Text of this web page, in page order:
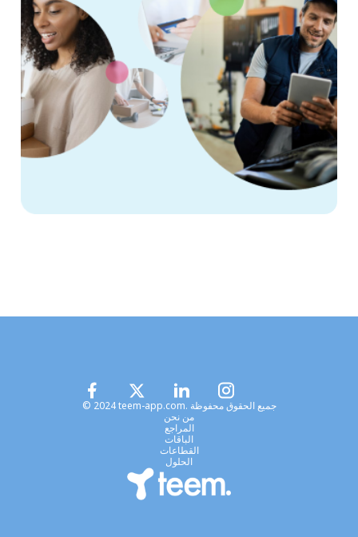
© 2024 teem-app.com. جميع الحقوق محفوظة
من نحن
المراجع
الباقات
القطاعات
الحلول